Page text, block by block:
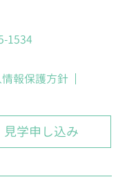
1534
報保護方針
見学申し込み